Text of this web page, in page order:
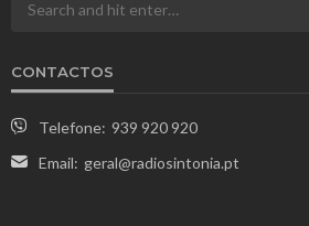
CONTACTOS
Telefone: 939 920 920
Email: geral@radiosintonia.pt